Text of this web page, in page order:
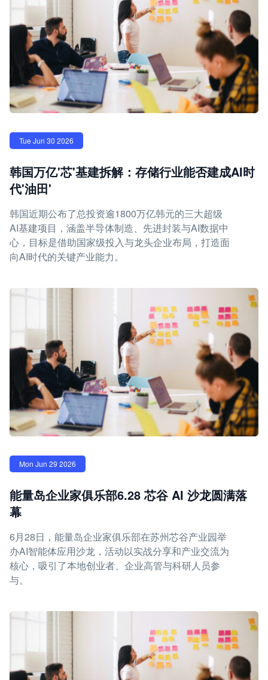
Tue Jun 30 2026
韩国万亿'芯'基建拆解：存储行业能否建成AI时
代'油田'
韩国近期公布了总投资逾1800万亿韩元的三大超级
AI基建项目，涵盖半导体制造、先进封装与AI数据中
心，目标是借助国家级投入与龙头企业布局，打造面
向AI时代的关键产业能力。
Mon Jun 29 2026
能量岛企业家俱乐部6.28 芯谷 AI 沙龙圆满落
幕
6月28日，能量岛企业家俱乐部在苏州芯谷产业园举
办AI智能体应用沙龙，活动以实战分享和产业交流为
核心，吸引了本地创业者、企业高管与科研人员参
与。